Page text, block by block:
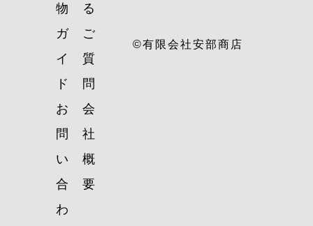
物
ガ
イ
ド
る
ご
質
問
お
問
い
合
わ
会
社
概
要
©有限会社安部商店